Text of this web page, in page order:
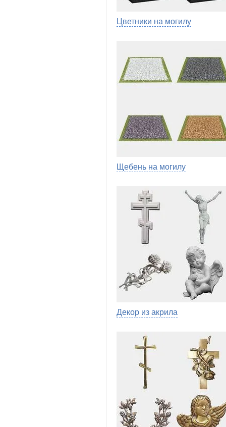
Цветники на могилу
Щебень на могилу
Декор из акрила